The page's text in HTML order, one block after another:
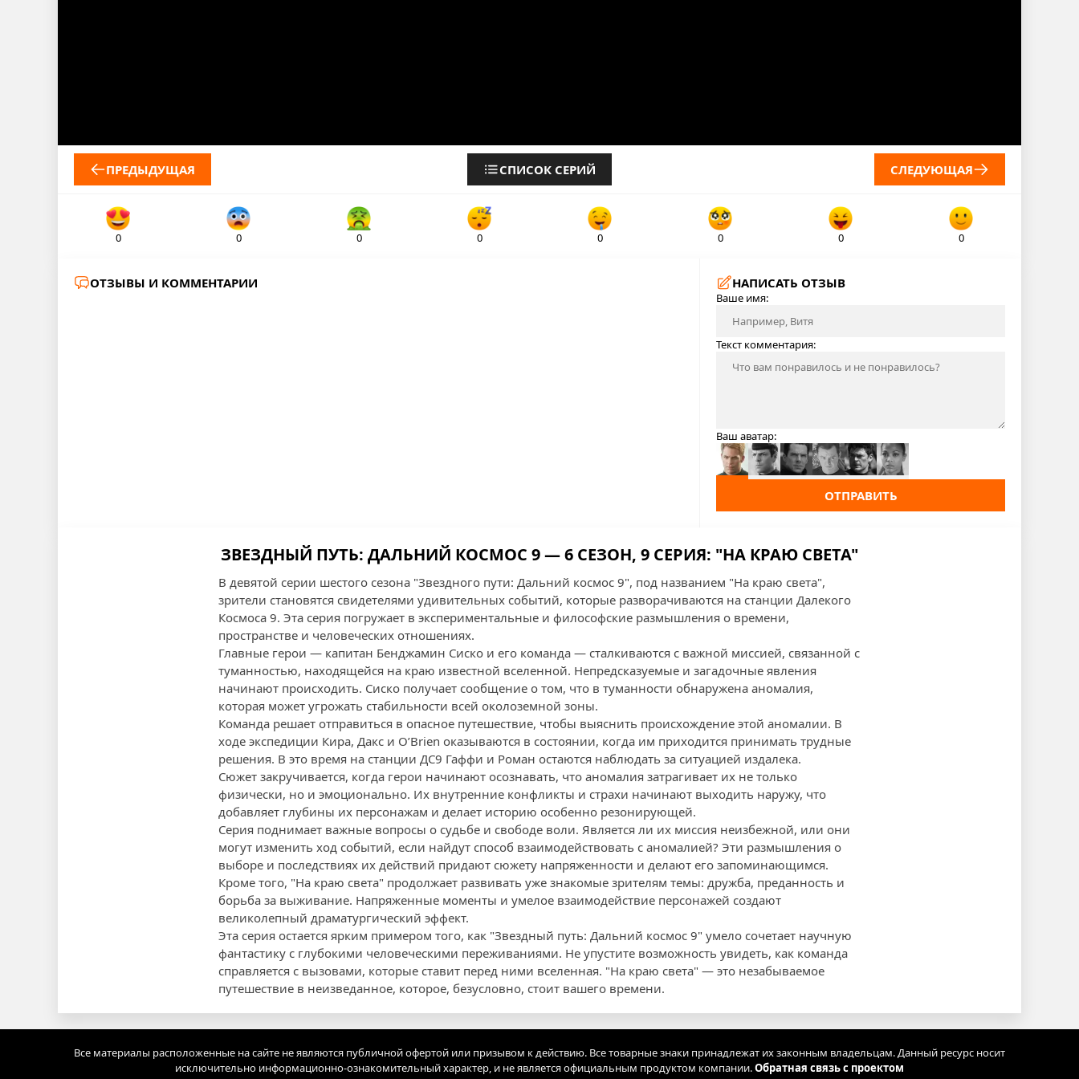
ПРЕДЫДУЩАЯ СПИСОК СЕРИЙ СЛЕДУЮЩАЯ
0 0 0 0 0 0 0 0
ОТЗЫВЫ И КОММЕНТАРИИ НАПИСАТЬ ОТЗЫВ
Ваше имя:
Текст комментария:
Ваш аватар:
ОТПРАВИТЬ
ЗВЕЗДНЫЙ ПУТЬ: ДАЛЬНИЙ КОСМОС 9 — 6 СЕЗОН, 9 СЕРИЯ: "НА КРАЮ СВЕТА"
В девятой серии шестого сезона "Звездного пути: Дальний космос 9", под названием "На краю света",
зрители становятся свидетелями удивительных событий, которые разворачиваются на станции Далекого
Космоса 9. Эта серия погружает в экспериментальные и философские размышления о времени,
пространстве и человеческих отношениях.
Главные герои — капитан Бенджамин Сиско и его команда — сталкиваются с важной миссией, связанной с
туманностью, находящейся на краю известной вселенной. Непредсказуемые и загадочные явления
начинают происходить. Сиско получает сообщение о том, что в туманности обнаружена аномалия,
которая может угрожать стабильности всей околоземной зоны.
Команда решает отправиться в опасное путешествие, чтобы выяснить происхождение этой аномалии. В
ходе экспедиции Кира, Дакс и О’Brien оказываются в состоянии, когда им приходится принимать трудные
решения. В это время на станции ДС9 Гаффи и Роман остаются наблюдать за ситуацией издалека.
Сюжет закручивается, когда герои начинают осознавать, что аномалия затрагивает их не только
физически, но и эмоционально. Их внутренние конфликты и страхи начинают выходить наружу, что
добавляет глубины их персонажам и делает историю особенно резонирующей.
Серия поднимает важные вопросы о судьбе и свободе воли. Является ли их миссия неизбежной, или они
могут изменить ход событий, если найдут способ взаимодействовать с аномалией? Эти размышления о
выборе и последствиях их действий придают сюжету напряженности и делают его запоминающимся.
Кроме того, "На краю света" продолжает развивать уже знакомые зрителям темы: дружба, преданность и
борьба за выживание. Напряженные моменты и умелое взаимодействие персонажей создают
великолепный драматургический эффект.
Эта серия остается ярким примером того, как "Звездный путь: Дальний космос 9" умело сочетает научную
фантастику с глубокими человеческими переживаниями. Не упустите возможность увидеть, как команда
справляется с вызовами, которые ставит перед ними вселенная. "На краю света" — это незабываемое
путешествие в неизведанное, которое, безусловно, стоит вашего времени.
Все материалы расположенные на сайте не являются публичной офертой или призывом к действию. Все товарные знаки принадлежат их законным владельцам. Данный ресурс носит
исключительно информационно-ознакомительный характер, и не является официальным продуктом компании.Обратная связь с проектом